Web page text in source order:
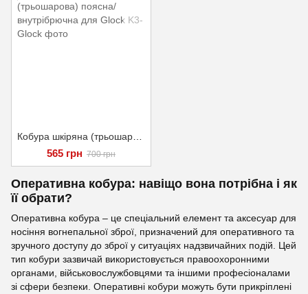
565 грн 700 грн
Оперативна кобура: навіщо вона потрібна і як
її обрати?
Оперативна кобура – це спеціальний елемент та аксесуар для
носіння вогнепальної зброї, призначений для оперативного та
зручного доступу до зброї у ситуаціях надзвичайних подій. Цей
тип кобури зазвичай використовується правоохоронними
органами, військовослужбовцями та іншими професіоналами
зі сфери безпеки. Оперативні кобури можуть бути прикріплені